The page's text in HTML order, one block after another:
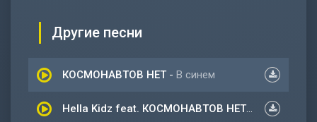
Другие песни
КОСМОНАВТОВ НЕТ - В синем
На Луну